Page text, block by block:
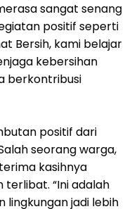
sangat senang
positif seperti
Bersih, kami belajar
kebersihan
berkontribusi
positif dari
seorang warga,
kasihnya
terlibat. “Ini adalah
lingkungan jadi lebih